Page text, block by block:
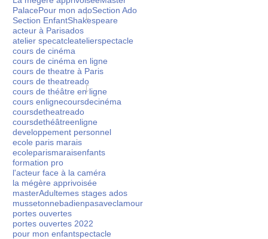
Théâtre ado en
Stage théâtre à Noël
Théâtre de l'Ecole
stages pour
offertes) 🎬
un cadeau qui
? 🎁(Pour les
2025... un stage
Paris Marais... Il
PalacePour mon adoSection Ado
Section EnfantShakespeare
acteur à Parisados
atelier specatcleatelierspectacle
cours de cinéma
cours de cinéma en ligne
cours de theatre à Paris
cours de theatreado
cours de théâtre en ligne
cours enlignecoursdecinéma
coursdetheatreado
coursdethéâtreenligne
developpement personnel
ecole paris marais
ecoleparismaraisenfants
formation pro
l'acteur face à la caméra
la mégère apprivoisée
masterAdultemes stages ados
mussetonnebadienpasaveclamour
portes ouvertes
portes ouvertes 2022
pour mon enfantspectacle